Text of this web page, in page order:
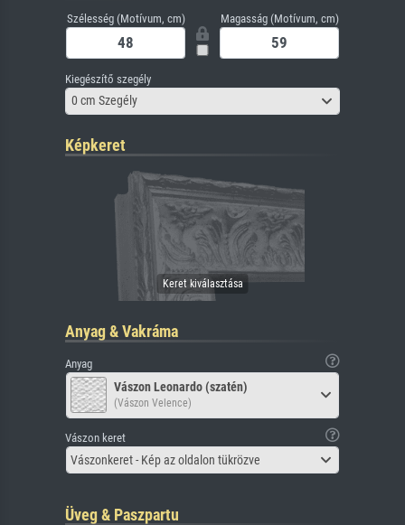
Szélesség (Motívum, cm) Magasság (Motívum, cm)
Kiegészítő szegély
0 cm Szegély
Képkeret
Anyag & Vakráma
Anyag
Vászon Leonardo (szatén)
(Vászon Velence)
Vászon keret
Vászonkeret - Kép az oldalon tükrözve
Üveg & Paszpartu